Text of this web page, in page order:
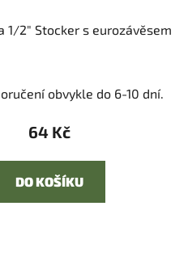
1/2" Stocker s eurozávěsem
obvykle do 6-10 dní.
64 Kč
DO KOŠÍKU